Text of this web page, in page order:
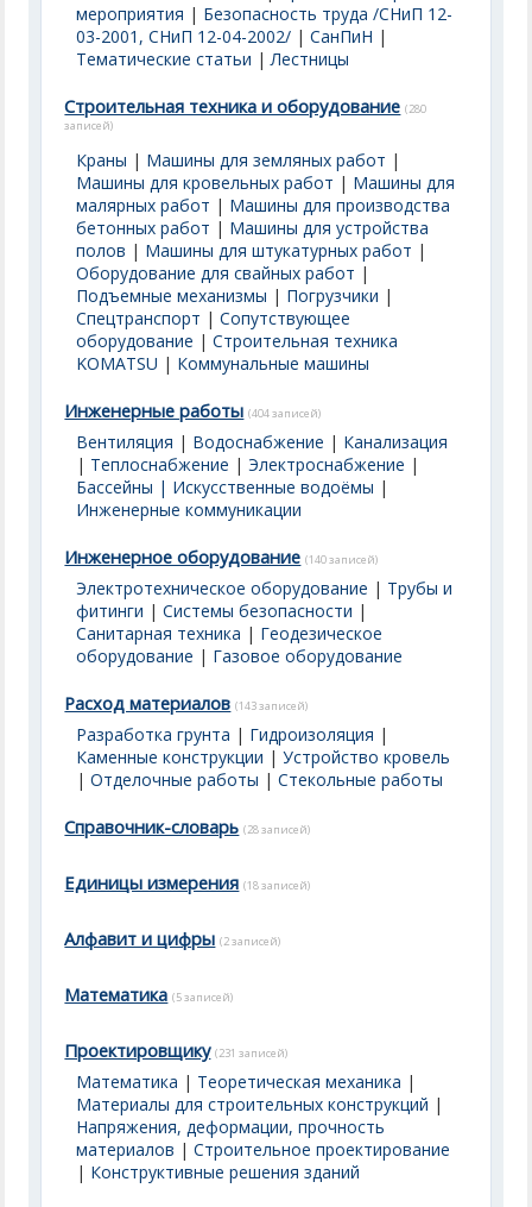
мероприятия | Безопасность труда /СНиП 12-
03-2001, СНиП 12-04-2002/ |СанПиН |
Тематические статьи |Лестницы
Строительная техника и оборудование (280
записей)
Краны | Машины для земляных работ |
Машины для кровельных работ | Машины для
малярных работ | Машины для производства
бетонных работ | Машины для устройства
полов | Машины для штукатурных работ |
Оборудование для свайных работ |
Подъемные механизмы | Погрузчики |
Спецтранспорт |Сопутствующее
оборудование |Строительная техника
KOMATSU | Коммунальные машины
Инженерные работы (404 записей)
Вентиляция | Водоснабжение | Канализация
| Теплоснабжение |Электроснабжение |
Бассейны | Искусственные водоёмы |
Инженерные коммуникации
Инженерное оборудование (140 записей)
Электротехническое оборудование | Трубы и
фитинги |Системы безопасности |
Санитарная техника | Геодезическое
оборудование | Газовое оборудование
Расход материалов (143 записей)
Разработка грунта | Гидроизоляция |
Каменные конструкции |Устройство кровель
|Отделочные работы |Стекольные работы
Справочник-словарь (28 записей)
Единицы измерения (18 записей)
Алфавит и цифры (2 записей)
Математика (5 записей)
Проектировщику (231 записей)
Математика | Теоретическая механика |
Материалы для строительных конструкций |
Напряжения, деформации, прочность
материалов |Строительное проектирование
| Конструктивные решения зданий